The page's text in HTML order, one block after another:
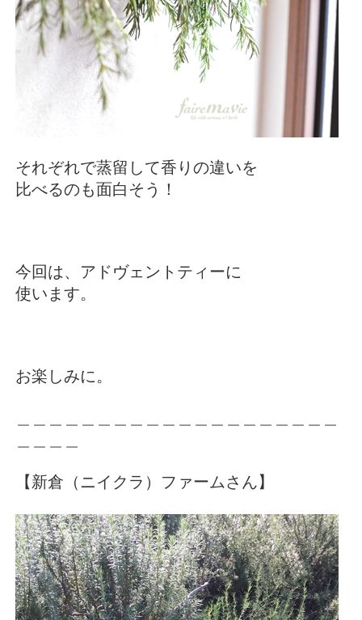
それぞれで蒸留して香りの違いを
比べるのも面白そう！
今回は、アドヴェントティーに
使います。
お楽しみに。
【新倉（ニイクラ）ファームさん】